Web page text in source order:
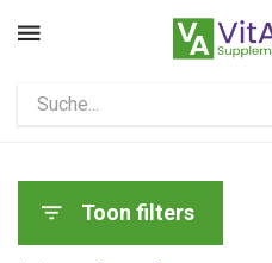
Toon filters